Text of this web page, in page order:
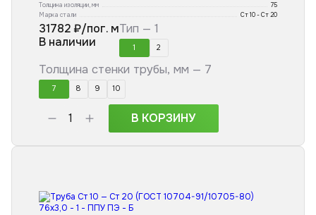
Толщина изоляции, мм
75
Марка стали
Ст 10 - Ст 20
31782₽/пог. м
В наличии
Тип — 1
1 2
Толщина стенки трубы, мм — 7
7 8 9 10
В КОРЗИНУ